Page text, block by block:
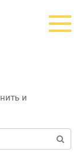
и